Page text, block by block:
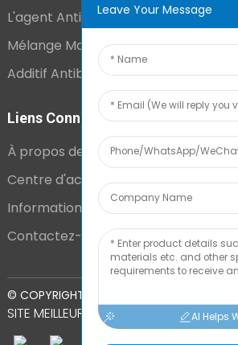
L'agent Antistatique Longue Durée
Mélange Maître VCI
Additif Antibuée Ajouté En Interne
Liens Connexes
À propos de nous
Centre d'actualités
Informations techniques
Contactez-nous
© COPYRIGHT - 2010-2024 : TOUS DROITS
SITE MEILLEUR BLOG
Leave Your Message
AI Helps